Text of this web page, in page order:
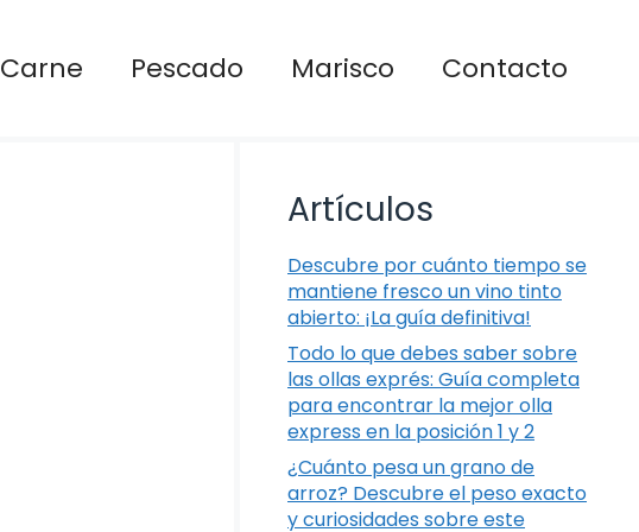
Carne Pescado Marisco Contacto
Artículos
Descubre por cuánto tiempo se
mantiene fresco un vino tinto
abierto: ¡La guía definitiva!
Todo lo que debes saber sobre
las ollas exprés: Guía completa
para encontrar la mejor olla
express en la posición 1 y 2
¿Cuánto pesa un grano de
arroz? Descubre el peso exacto
y curiosidades sobre este